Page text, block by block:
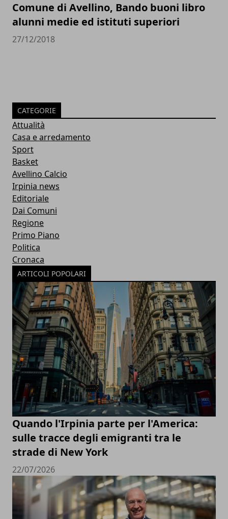
Comune di Avellino, Bando buoni libro
alunni medie ed istituti superiori
27/12/2018
CATEGORIE
Attualità
Casa e arredamento
Sport
Basket
Avellino Calcio
Irpinia news
Editoriale
Dai Comuni
Regione
Primo Piano
Politica
Cronaca
ARTICOLI POPOLARI
Quando l'Irpinia parte per l'America:
sulle tracce degli emigranti tra le
strade di New York
22/07/2026